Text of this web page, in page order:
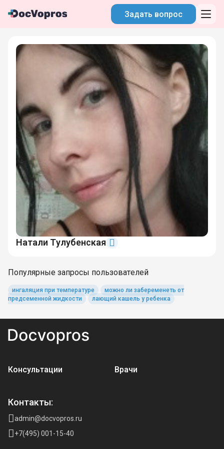
Задать вопрос
Натали Тулубенская
Популярные запросы пользователей
ингаляция при температуре
можно ли забеременеть от
предсеменной жидкости
лающий кашель у ребенка
Консультации Врачи
Контакты:
admin@docvopros.ru
+7(495) 001-15-40